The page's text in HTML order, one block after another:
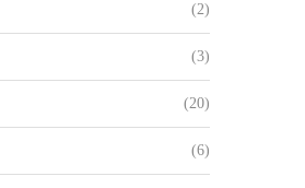
(2)
(3)
(20)
(6)